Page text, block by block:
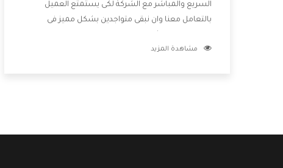
السريع والمباشر مع الشركة لكى يستمتع العميل
بالتعامل معنا وان نبقى متواجدين بشكل مميز فى
للعميل وان يستمتع بالخدمات التى تنفرد الشركة بها
مشاهدة المزيد